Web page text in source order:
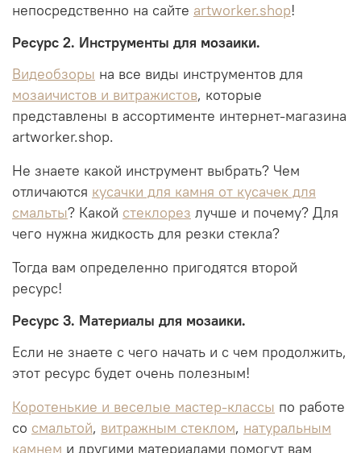
непосредственно на сайте artworker.shop!
Ресурс 2. Инструменты для мозаики.
Видеобзоры на все виды инструментов для
мозаичистов и витражистов, которые
представлены в ассортименте интернет-магазина
artworker.shop.
Не знаете какой инструмент выбрать? Чем
отличаются кусачки для камня от кусачек для
смальты? Какой стеклорез лучше и почему? Для
чего нужна жидкость для резки стекла?
Тогда вам определенно пригодятся второй
ресурс!
Ресурс 3. Материалы для мозаики.
Если не знаете с чего начать и с чем продолжить,
этот ресурс будет очень полезным!
Коротенькие и веселые мастер-классы по работе
со смальтой, витражным стеклом, натуральным
камнем и другими материалами помогут вам